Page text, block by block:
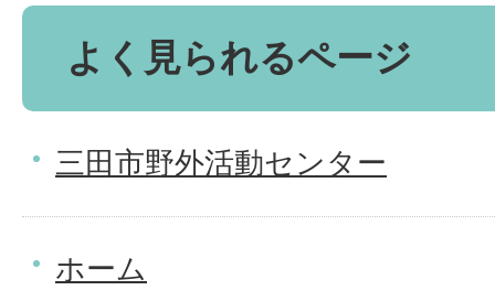
よく見られるページ
三田市野外活動センター
ホーム